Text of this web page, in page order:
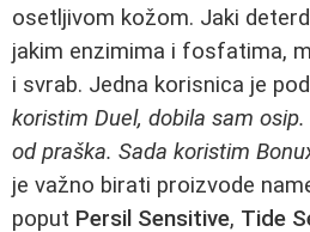
osetljivom kožom. Jaki
jakim enzimima i fosfatima,
i svrab. Jedna korisnica je
koristim Duel, dobila sam
od praška. Sada koristim
je važno birati proizvode
poput Persil Sensitive, Tide